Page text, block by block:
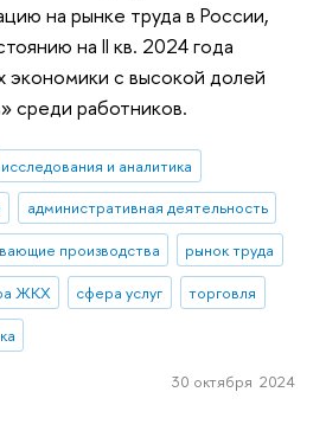
на рынке труда в России,
на II кв. 2024 года
экономики с высокой долей
среди работников.
исследования и аналитика
административная деятельность
производства
рынок труда
ЖКХ сфера услуг
торговля
30 октября 2024